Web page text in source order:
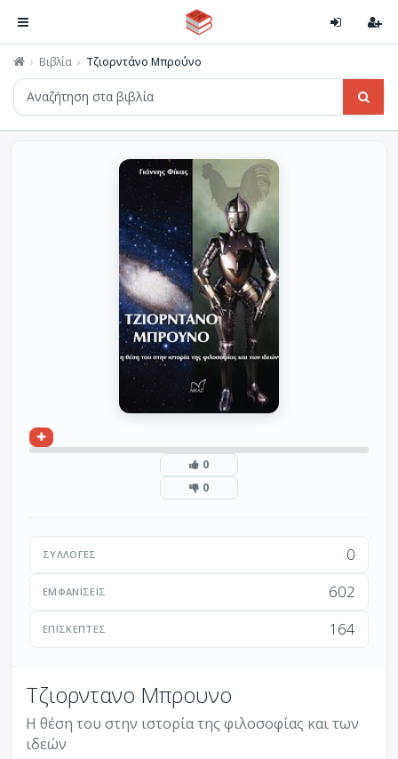
Βιβλία Τζιορντάνο Μπρούνο
0
0
ΣΥΛΛΟΓΈΣ 0
ΕΜΦΑΝΊΣΕΙΣ 602
ΕΠΙΣΚΈΠΤΕΣ 164
Τζιορντανο Μπρουνο
Η θέση του στην ιστορία της φιλοσοφίας και των
ιδεών